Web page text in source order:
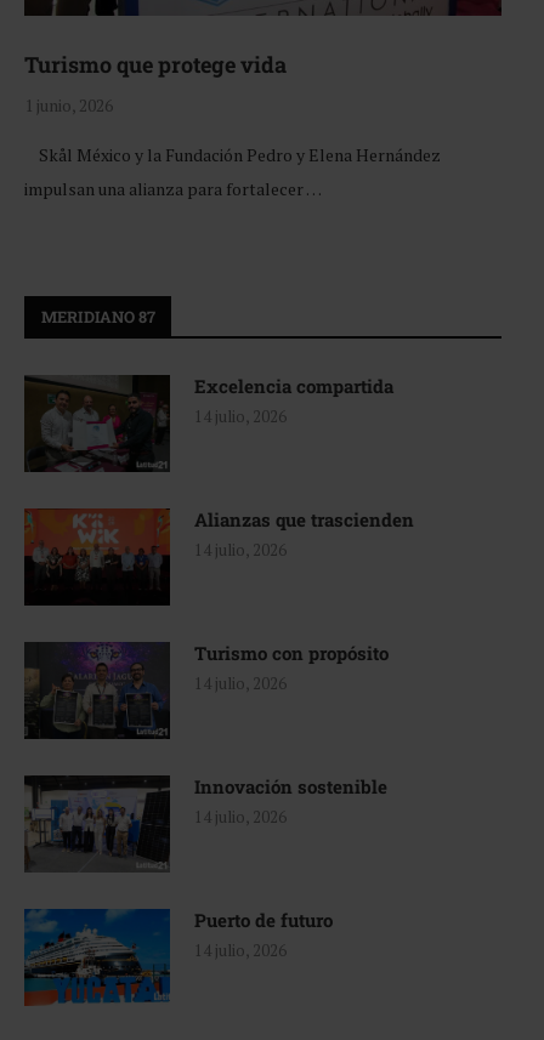
Turismo que protege vida
1 junio, 2026
Skål México y la Fundación Pedro y Elena Hernández
impulsan una alianza para fortalecer …
MERIDIANO 87
Excelencia compartida
14 julio, 2026
Alianzas que trascienden
14 julio, 2026
Turismo con propósito
14 julio, 2026
Innovación sostenible
14 julio, 2026
Puerto de futuro
14 julio, 2026